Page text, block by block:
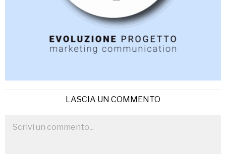
LASCIA UN COMMENTO